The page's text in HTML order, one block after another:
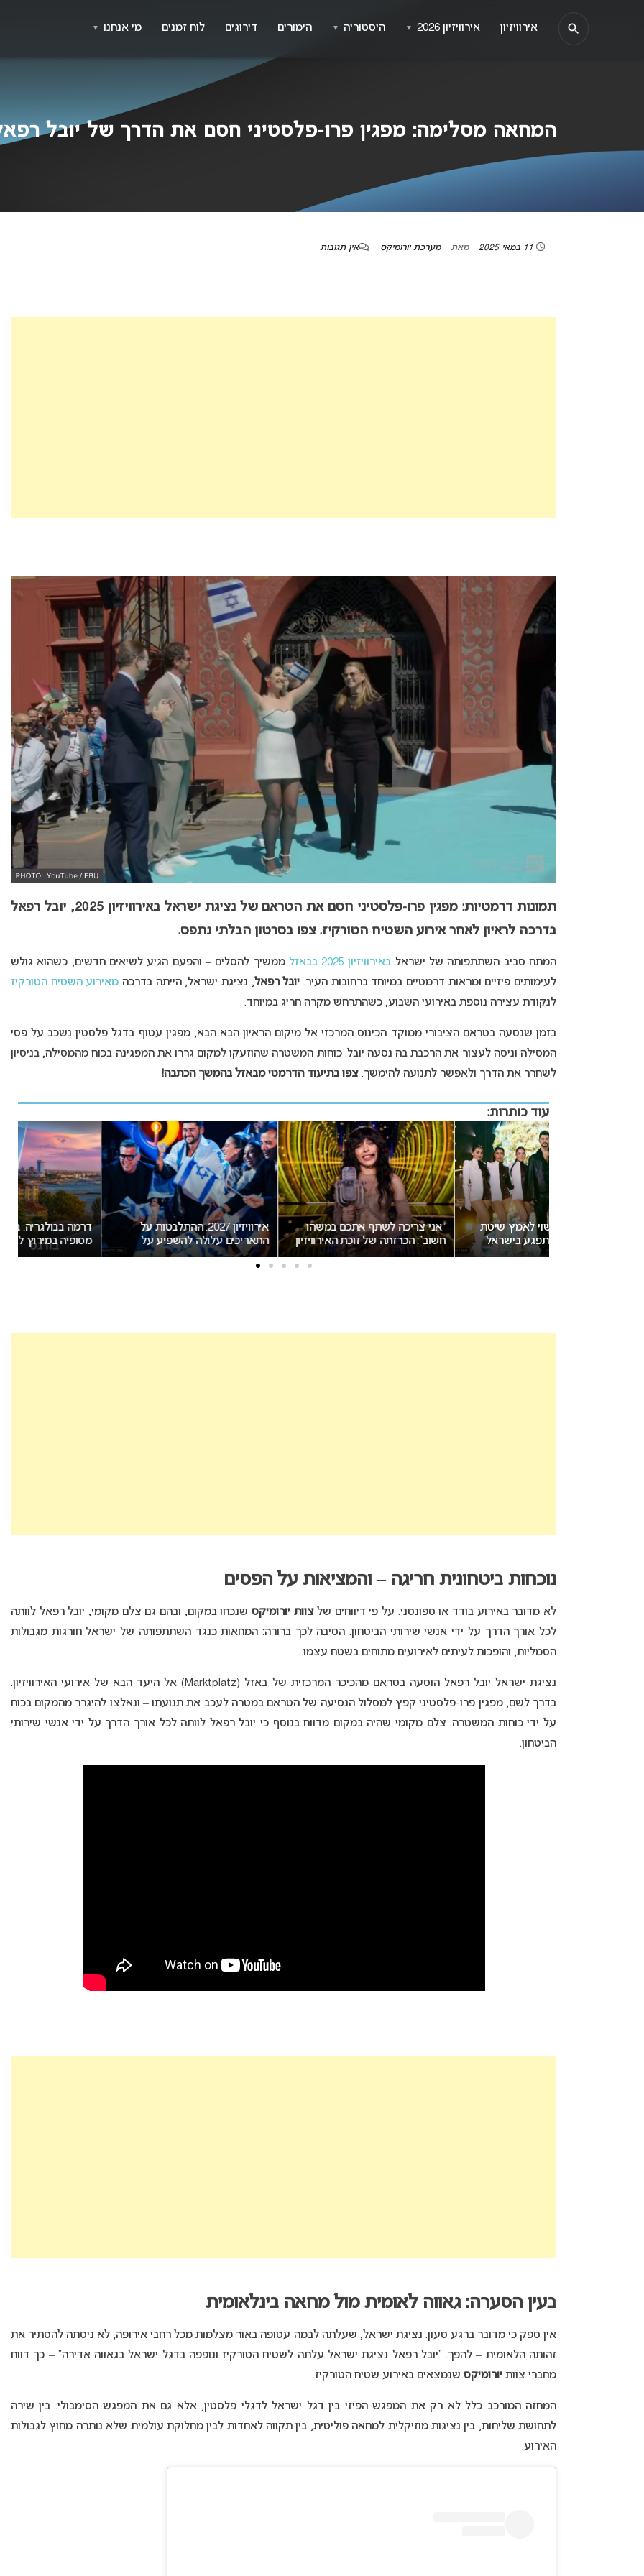
המחאה מסלימה: מפגין פרו-פלסטיני חסם את הדרך של יובל רפאל
מאת מערכת יורומיקס אין תגובות
תמונות דרמטיות: מפגין פרו-פלסטיני חסם את הטראם של נציגת ישראל באירוויזיון 2025, יובל רפאל
בדרכה לראיון לאחר אירוע השטיח הטורקיז. צפו בסרטון הבלתי נתפס.
המתח סביב השתתפותה של ישראל באירוויזיון 2025 בבאזל
ממשיך להסלים – והפעם הגיע לשיאים חדשים, כשהוא גולש
לעימותים פיזיים ומראות דרמטיים במיוחד ברחובות העיר. יובל רפאל, נציגת ישראל, הייתה בדרכה מאירוע השטיח הטורקיז
לנקודת עצירה נוספת באירועי השבוע, כשהתרחש מקרה חריג במיוחד.
בזמן שנסעה בטראם הציבורי ממוקד הכינוס המרכזי אל מיקום הראיון הבא הבא, מפגין עטוף בדגל פלסטין נשכב על פסי
המסילה וניסה לעצור את הרכבת בה נסעה יובל. כוחות המשטרה שהוזעקו למקום גררו את המפגינה בכוח מהמסילה, בניסיון
לשחרר את הדרך ולאפשר לתנועה להימשך. צפו בתיעוד הדרמטי מבאזל בהמשך הכתבה!
עוד כותרות:
“אני צריכה לשתף אתכם במשהו
חשוב”: הכרזתה של זוכת האירוויזיון
מסעירה את הרשת
אירוויזיון 2027: ההתלבטות על
התאריכים עלולה להשפיע על
ישראל
דרמה בבולגריה: בורגס סוגרת פער
מסופיה במירוץ לאירוח אירוויזיון
2027
נוכחות ביטחונית חריגה – והמציאות על הפסים
לא מדובר באירוע בודד או ספונטני. על פי דיווחים שלצוות יורומיקס שנכחו במקום, ובהם גם צלם מקומי, יובל רפאל לוותה
לכל אורך הדרך על ידי אנשי שירותי הביטחון. הסיבה לכך ברורה: המחאות כנגד השתתפותה של ישראל חורגות מגבולות
הסמליות, והופכות לעיתים לאירועים מתוחים בשטח עצמו.
נציגת ישראל יובל רפאל הוסעה בטראם מהכיכר המרכזית של באזל (Marktplatz) אל היעד הבא של אירועי האירוויזיון.
בדרך לשם, מפגין פרו-פלסטיני קפץ למסלול הנסיעה של הטראם במטרה לעכב את תנועתו – ונאלצו להיגרר מהמקום בכוח
על ידי כוחות המשטרה. צלם מקומי שהיה במקום מדווח בנוסף כי יובל רפאל לוותה לכל אורך הדרך על ידי אנשי שירותי
הביטחון.
בעין הסערה: גאווה לאומית מול מחאה בינלאומית
אין ספק כי מדובר ברגע טעון. נציגת ישראל, שעלתה לבמה עטופה באור מצלמות מכל רחבי אירופה, לא ניסתה להסתיר את
זהותה הלאומית – להפך. “יובל רפאל נציגת ישראל עלתה לשטיח הטורקיז ונופפה בדגל ישראל בגאווה אדירה” – כך דווח
מחברי צוות יורומיקס שנמצאים באירוע שטיח הטורקיז.
המחזה המורכב כלל לא רק את המפגש הפיזי בין דגל ישראל לדגלי פלסטין, אלא גם את המפגש הסימבולי: בין שירה
לתחושת שליחות, בין נציגות מוזיקלית למחאה פוליטית, בין תקווה לאחדות לבין מחלוקת עולמית שלא נותרה מחוץ לגבולות
האירוע.
אירוויזיון אירוויזיון 2026 ▼ היסטוריה ▼ הימורים דירוגים לוח זמנים מי אנחנו ▼